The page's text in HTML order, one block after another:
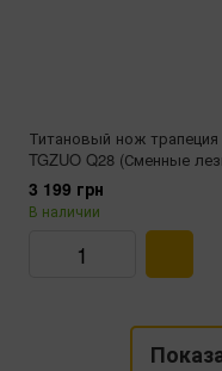
Титановый нож трапеция
TGZUO Q28 (Сменные
3 199 грн
В наличии